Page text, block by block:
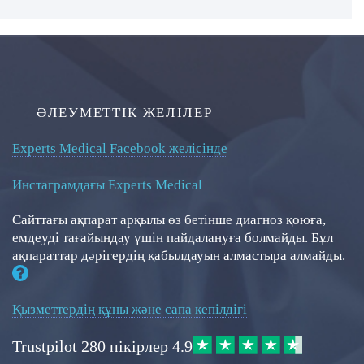
ӘЛЕУМЕТТІК ЖЕЛІЛЕР
Experts Medical Facebook желісінде
Инстаграмдағы Experts Medical
Сайттағы ақпарат арқылы өз бетінше диагноз қоюға,
емдеуді тағайындау үшін пайдалануға болмайды. Бұл
ақпараттар дәрігердің қабылдауын алмастыра алмайды.
Қызметтердің құны және сапа кепілдігі
Trustpilot 280 пікірлер 4.9